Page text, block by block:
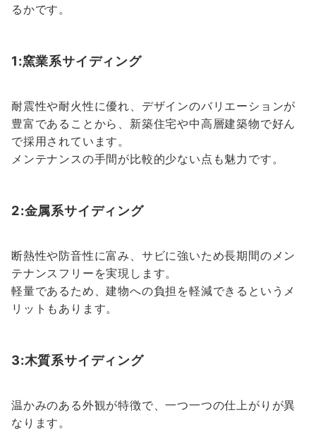
るかです。
1:窯業系サイディング
耐震性や耐火性に優れ、デザインのバリエーションが
豊富であることから、新築住宅や中高層建築物で好ん
で採用されています。
メンテナンスの手間が比較的少ない点も魅力です。
2:金属系サイディング
断熱性や防音性に富み、サビに強いため長期間のメン
テナンスフリーを実現します。
軽量であるため、建物への負担を軽減できるというメ
リットもあります。
3:木質系サイディング
温かみのある外観が特徴で、一つ一つの仕上がりが異
なります。